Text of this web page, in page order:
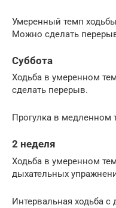
Умеренный темп
Можно сделать
Суббота
Ходьба в умеренном
сделать перерыв.
Прогулка в медленном
2 неделя
Ходьба в умеренном
дыхательных
Интервальная ходьба